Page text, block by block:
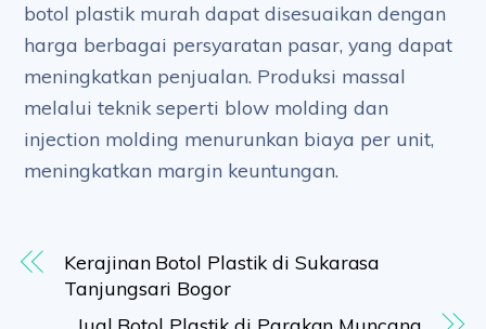
botol plastik murah dapat disesuaikan dengan
harga berbagai persyaratan pasar, yang dapat
meningkatkan penjualan. Produksi massal
melalui teknik seperti blow molding dan
injection molding menurunkan biaya per unit,
meningkatkan margin keuntungan.
Kerajinan Botol Plastik di Sukarasa
Tanjungsari Bogor